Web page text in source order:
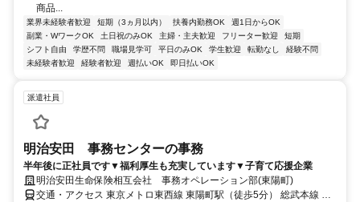
商品...
業界未経験者歓迎 短期（3ヵ月以内） 扶養内勤務OK
週1日からOK
副業・WワークOK
土日祝のみOK 主婦・主夫歓迎 フリーター歓迎
短期
シフト自由
学歴不問 職場見学可 平日のみOK 学生歓迎 転勤なし
経験不問
未経験者歓迎
経験者歓迎 週払いOK 即日払いOK
派遣社員
明治安田 事務センターの事務
半年後に正社員です▼福利厚生も充実しています▼子育て応援企業
明治安田生命保険相互会社 事務オペレーション部(東陽町)
交通・アクセス 東京メトロ東西線 東陽町駅（徒歩5分） 総武本線 錦